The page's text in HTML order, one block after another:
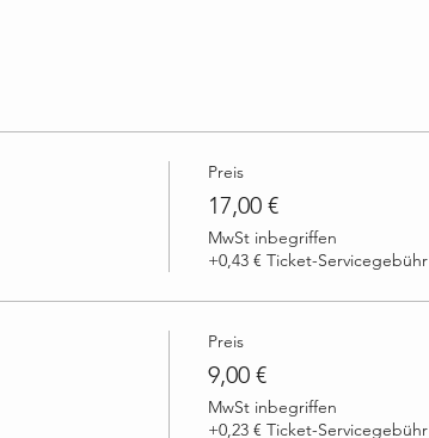
Preis
17,00 €
MwSt inbegriffen
+0,43 € Ticket-Servicegebühr
Preis
9,00 €
MwSt inbegriffen
+0,23 € Ticket-Servicegebühr